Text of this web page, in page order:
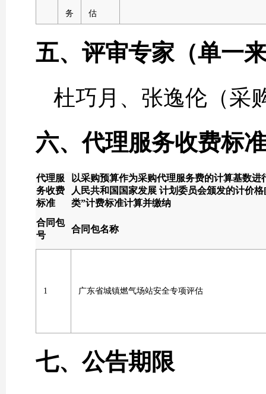
务 估
五、评审专家（单一
杜巧月、张逸伦（采
六、代理服务收费标
代理服
务收费
标准
以采购预算作为采购代理服务费的计算基数
人民共和国国家发展 计划委员会颁发的计价
类”计费标准计算并缴纳
合同包
号
合同包名称
1 广东省城镇燃气场站安全专项评估
七、公告期限